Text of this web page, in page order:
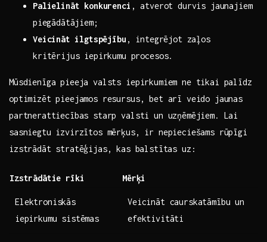
Palielināt konkurenci , atverot durvis‌ jaunajiem
⁢piegādātājiem;
Veicināt⁤ ilgtspējību , integrējot zaļos
kritērijus iepirkumu procesos.
Mūsdienīga pieeja valsts iepirkumiem ne tikai​ palīdz
optimizēt pieejamos resursus, bet arī veido jaunas
partnerattiecības starp valsti ‌un uzņēmējiem. ​Lai
sasniegtu izvirzītos mērķus, ir nepieciešams ‌rūpīgi
izstrādāt stratēģijas, kas⁢ balstītas ‌uz:
Izstrādātie​ rīki Mērķi
Elektroniskās
⁤iepirkumu sistēmas
Veicināt caurskatāmību un⁣
efektivitāti